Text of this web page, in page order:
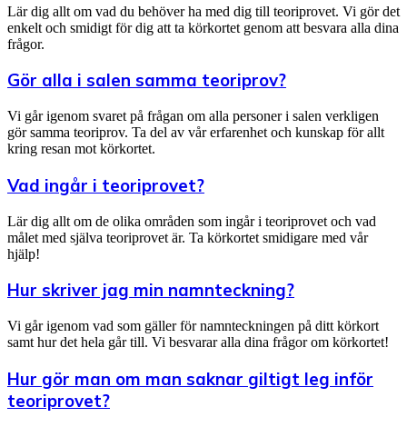
Lär dig allt om vad du behöver ha med dig till teoriprovet. Vi gör det
enkelt och smidigt för dig att ta körkortet genom att besvara alla dina
frågor.
Gör alla i salen samma teoriprov?
Vi går igenom svaret på frågan om alla personer i salen verkligen
gör samma teoriprov. Ta del av vår erfarenhet och kunskap för allt
kring resan mot körkortet.
Vad ingår i teoriprovet?
Lär dig allt om de olika områden som ingår i teoriprovet och vad
målet med själva teoriprovet är. Ta körkortet smidigare med vår
hjälp!
Hur skriver jag min namnteckning?
Vi går igenom vad som gäller för namnteckningen på ditt körkort
samt hur det hela går till. Vi besvarar alla dina frågor om körkortet!
Hur gör man om man saknar giltigt leg inför
teoriprovet?